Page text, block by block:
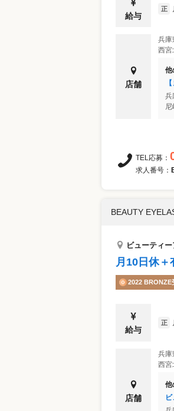
給与
正
店舗
兵庫
西宮
他
兵
尼
TEL応募：
求人番号：
BEAUTY
ビューティ
月10日休＋
2022 BRONZE
給与
正
店舗
兵庫
西宮
他